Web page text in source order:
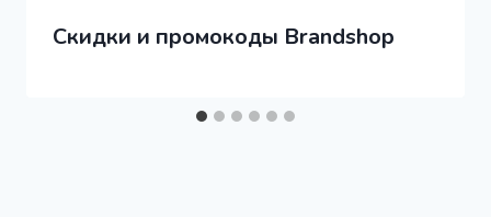
Скидки и промокоды Brandshop